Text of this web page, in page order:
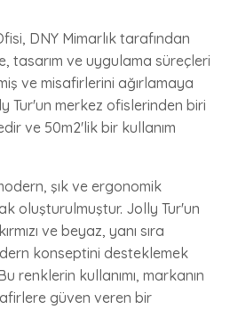
DNY Mimarlık tarafından
tasarım ve uygulama süreçleri
ve misafirlerini ağırlamaya
Tur'un merkez ofislerinden biri
ve 50m2'lik bir kullanım
şık ve ergonomik
oluşturulmuştur. Jolly Tur'un
ve beyaz, yanı sıra
konseptini desteklemek
renklerin kullanımı, markanın
güven veren bir